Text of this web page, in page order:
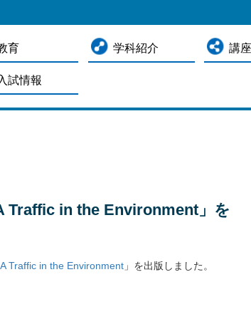
育 学科紹介 講
試情報
Traffic in the Environment」を
Traffic in the Environment 」を出版しました。